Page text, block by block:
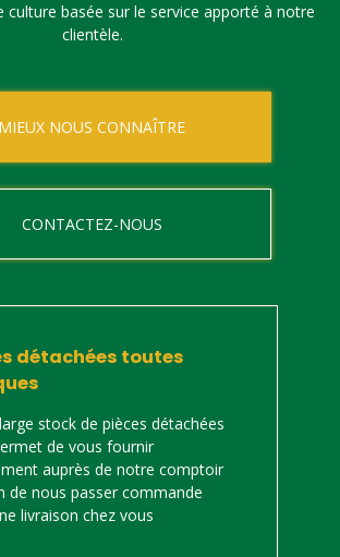
culture basée sur le service apporté à notre
clientèle.
MIEUX NOUS CONNAÎTRE
CONTACTEZ-NOUS
détachées toutes
stock de pièces détachées
de vous fournir
auprès de notre comptoir
de nous passer commande
livraison chez vous